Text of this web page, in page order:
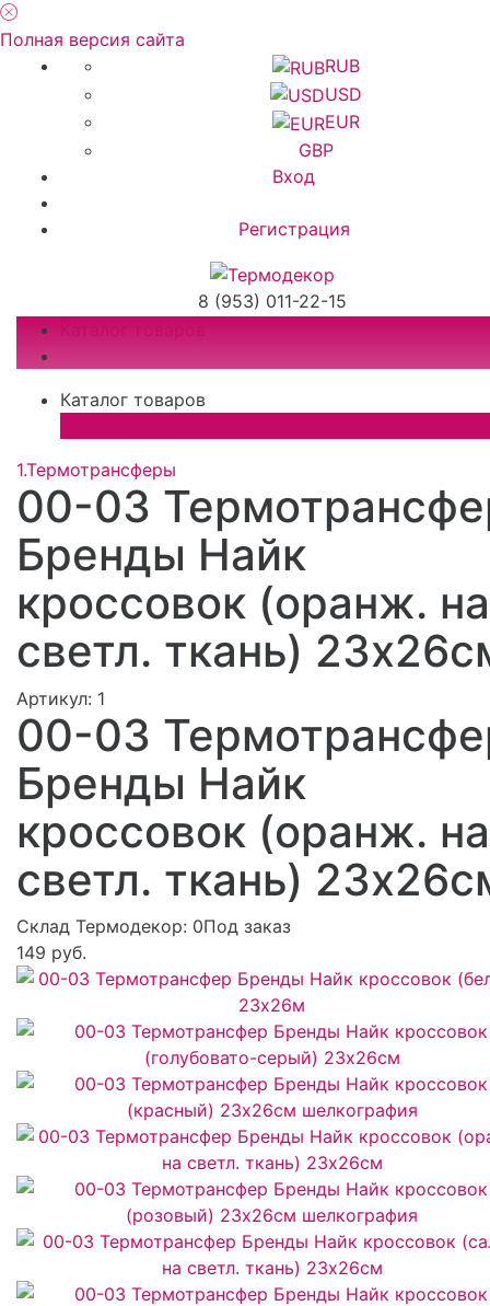
Полная версия сайта
RUB
USD
EUR
GBP
Вход
Регистрация
8 (953) 011-22-15
Каталог товаров
1.Термотрансферы
00-03
Бренды Найк
кроссовок (оранж. на
светл. ткань)
Артикул: 1
00-03
Бренды Найк
кроссовок (оранж. на
светл. ткань)
Склад Термодекор: 0Под заказ
149 руб.